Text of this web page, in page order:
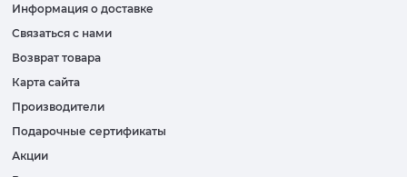
Информация о доставке
Связаться с нами
Возврат товара
Карта сайта
Производители
Подарочные сертификаты
Акции